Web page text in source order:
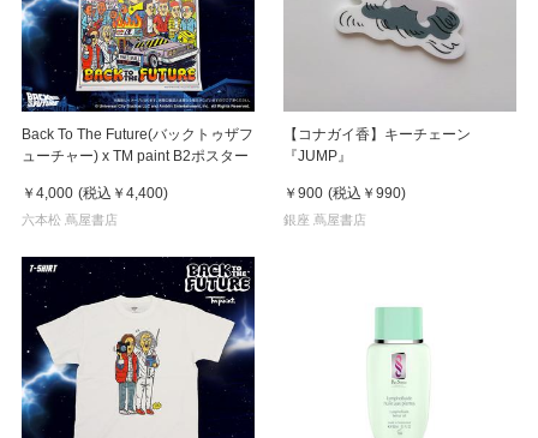
Back To The Future(バックトゥザフ
ューチャー) x TM paint B2ポスター
￥4,000 (税込 ￥4,400)
六本松 蔦屋書店
【コナガイ香】キーチェーン
『JUMP』
￥900 (税込 ￥990)
銀座 蔦屋書店